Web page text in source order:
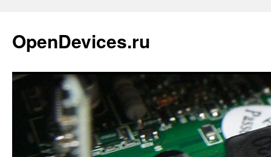
содержимому
OpenDevices.ru